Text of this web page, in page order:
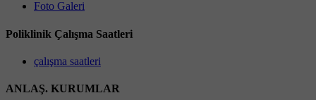
Foto Galeri
Poliklinik Çalışma Saatleri
çalışma saatleri
ANLAŞ. KURUMLAR